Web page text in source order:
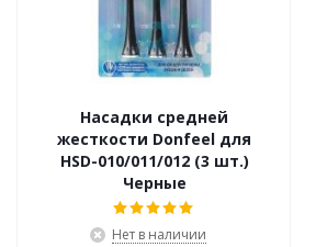
Насадки средней
жесткости Donfeel для
HSD-010/011/012 (3 шт.)
Черные
Нет в наличии